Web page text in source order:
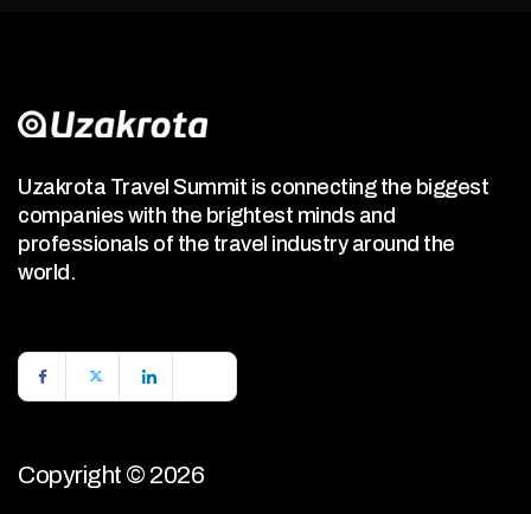
Uzakrota Travel Summit is connecting the biggest
companies with the brightest minds and
professionals of the travel industry around the
world.
Copyright © 2026